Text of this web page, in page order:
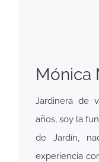
Mónica
Jardinera de
años, soy la
de Jardín,
experiencia